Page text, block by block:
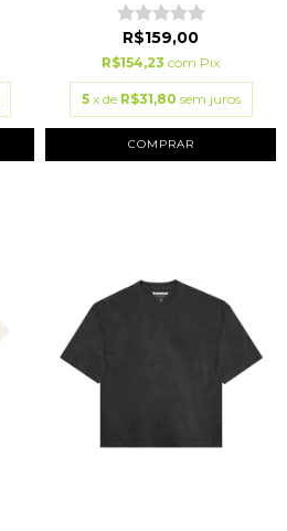
R$159,00
R$154,23 com Pix
5 x de R$31,80 sem juros
COMPRAR